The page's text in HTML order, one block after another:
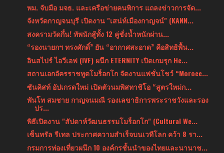
พม. จับมือ มจธ. และเครือข่ายคนพิการ แถลงข่าวการจัด...
จังหวัดกาญจนบุรี เปิดงาน "เสน่ห์เมืองกาญจน์" (KANN...
สงครามวัดกึ๋น! ทัพนักสู้ทั้ง 12 คู่ชั่งน้ำหนักผ่าน...
“รองนายกฯ ทรงศักดิ์” ยัน “อากาศสะอาด” คือสิทธิพื้น...
อินสไปร์ ไอวีเอฟ (IVF) ผนึก ETERNITY เปิดเกมรุก He...
สถานเอกอัครราชทูตโมร็อกโก จัดงานแฟชั่นโชว์ “Morocc...
ซันคิสท์ อัปเกรดใหม่ เปิดตัวนมพิสทาชิโอ “สูตรใหม่ก...
พันโท สมชาย กาญจนมณี รองเลขาธิการพระราชวังและรอง
ปร...
พิธีเปิดงาน "สัปดาห์วัฒนธรรมโมร็อกโก" (Cultural We...
เซ็นทรัล รีเทล ประกาศความสำเร็จบนเวทีโลก คว้า 8 รา...
กรมการท่องเที่ยวผนึก 10 องค์กรชั้นนำของไทยและนานาช...